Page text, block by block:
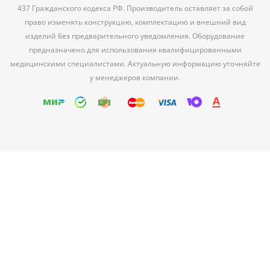
437 Гражданского кодекса РФ. Производитель оставляет за собой
право изменять конструкцию, комплектацию и внешний вид
изделий без предварительного уведомления. Оборудование
предназначено для использования квалифицированными
медицинскими специалистами. Актуальную информацию уточняйте
у менеджеров компании.